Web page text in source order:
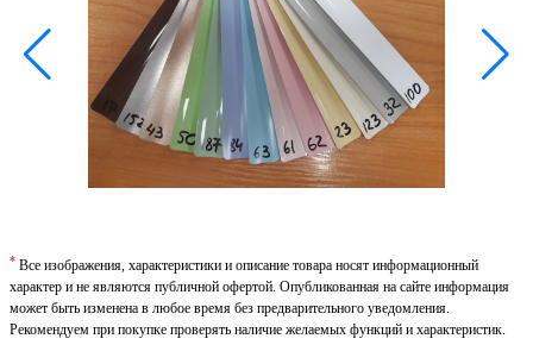
* Все изображения, характеристики и описание товара носят информационный
характер и не являются публичной офертой. Опубликованная на сайте информация
может быть изменена в любое время без предварительного уведомления.
Рекомендуем при покупке проверять наличие желаемых функций и характеристик.